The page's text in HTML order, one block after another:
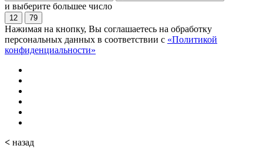
и выберите большее число
12 79
Нажимая на кнопку, Вы соглашаетесь на обработку
персональных данных в соответствии с «Политикой
конфиденциальности»
< назад